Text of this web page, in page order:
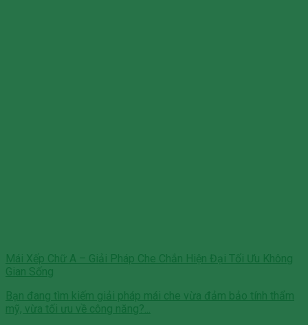
Mái Xếp Chữ A – Giải Pháp Che Chắn Hiện Đại Tối Ưu Không
Gian Sống
Bạn đang tìm kiếm giải pháp mái che vừa đảm bảo tính thẩm
mỹ, vừa tối ưu về công năng?...